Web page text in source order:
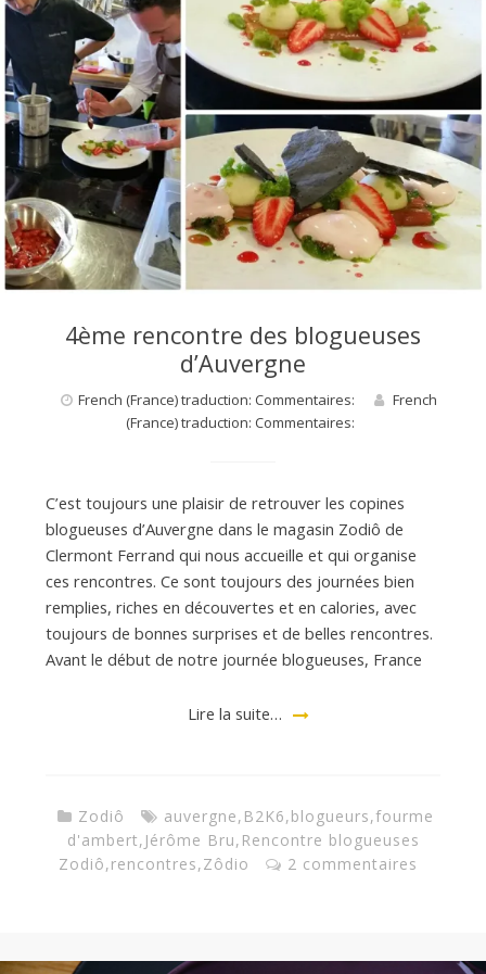
4ème rencontre des blogueuses
d’Auvergne
French (France) traduction: Commentaires:
French
(France) traduction: Commentaires:
C’est toujours une plaisir de retrouver les copines
blogueuses d’Auvergne dans le magasin Zodiô de
Clermont Ferrand qui nous accueille et qui organise
ces rencontres. Ce sont toujours des journées bien
remplies, riches en découvertes et en calories, avec
toujours de bonnes surprises et de belles rencontres.
Avant le début de notre journée blogueuses, France
Lire la suite…
Zodiô auvergne, B2K6,blogueurs,fourme
d'ambert, Jérôme Bru, Rencontre blogueuses
Zodiô,rencontres,Zôdio 2 commentaires